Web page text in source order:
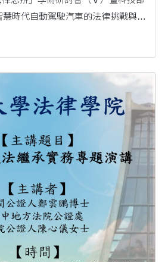
時代自動駕駛汽車的法律挑戰與對
Conference on the Artificial
（Ⅴ） 舉辦日期....